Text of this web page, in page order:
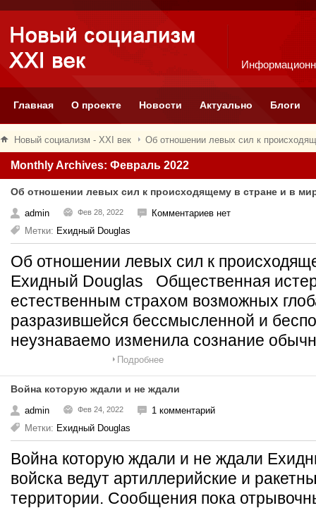
Главная О проекте Новости Актуально Блоги
Новый социализм - XXI век Об отношении левых сил к
Monthly Archives: Февраль 2022
Об отношении левых сил к происходящему в стране и в
admin Фев 28, 2022
Комментариев нет
Метки: Ехидный Douglas
Об отношении левых сил к
Ехидный Douglas Общественная
естественным страхом возможных
разразившейся бессмысленной и
неузнаваемо изменила сознание
Подробнее
Война которую ждали и не ждали
admin Фев 24, 2022
1 комментарий
Метки: Ехидный Douglas
Война которую ждали и не ждали
войска ведут артиллерийские и
территории. Сообщения пока